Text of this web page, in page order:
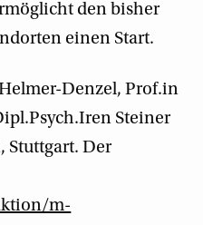
den bisher
einen Start.
Denzel, Prof.in
Steiner
Stuttgart. Der
m-